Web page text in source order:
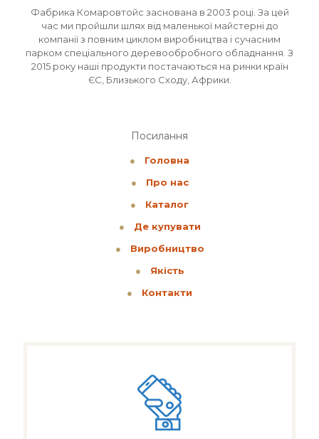
Фабрика Комаровтойс заснована в 2003 році. За цей
час ми пройшли шлях від маленької майстерні до
компанії з повним циклом виробництва і сучасним
парком спеціального деревообробного обладнання. З
2015 року наші продукти постачаються на ринки країн
ЄС, Близького Сходу, Африки.
Посилання
●
Головна
●
Про нас
●
Каталог
●
Де купувати
●
Виробництво
●
Якість
●
Контакти